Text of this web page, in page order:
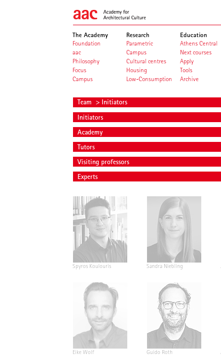
The Academy
Foundation
aac
Philosophy
Focus
Campus
Research
Parametric
Campus
Cultural centres
Housing
Low-Consumption
Education
Athens Central
Next courses
Apply
Tools
Archive
Team > Initiators
Initiators
Academy
Tutors
Visiting professors
Experts
Spyros Koulouris Sandra Niebling
Eike Wolf Guido Roth